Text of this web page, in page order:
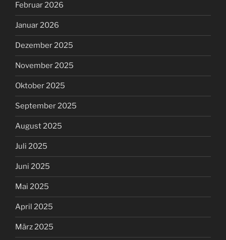
Februar 2026
Januar 2026
Dezember 2025
November 2025
Oktober 2025
September 2025
August 2025
Juli 2025
Juni 2025
Mai 2025
April 2025
März 2025